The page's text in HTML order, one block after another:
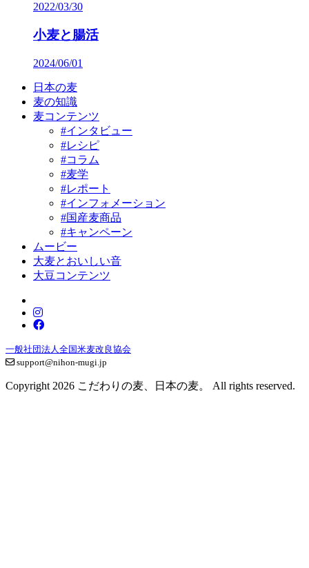
2022/03/30
小麦と腸活
2024/06/01
日本の麦
麦の知識
麦コンテンツ
#インタビュー
#レシピ
#コラム
#麦学
#レポート
#インフォメーション
#国産麦商品
#キャンペーン
ムービー
大麦とおいしい音
大豆コンテンツ
一般社団法人全国米麦改良協会
support@nihon-mugi.jp
Copyright 2026 こだわりの麦、日本の麦。 All rights reserved.